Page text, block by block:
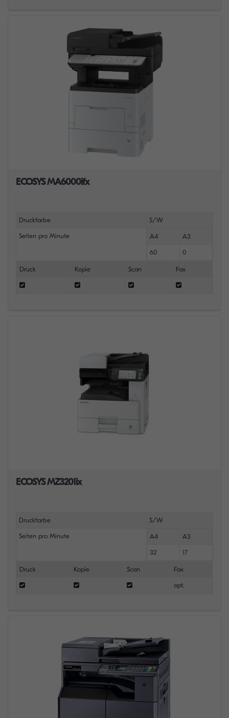
ECOSYS MA6000ifx
Druckfarbe S/W
Seiten pro Minute A4 A3
60 0
Druck Kopie Scan Fax
ECOSYS MZ3201ix
Druckfarbe S/W
Seiten pro Minute A4 A3
32 17
Druck Kopie Scan Fax
opt.